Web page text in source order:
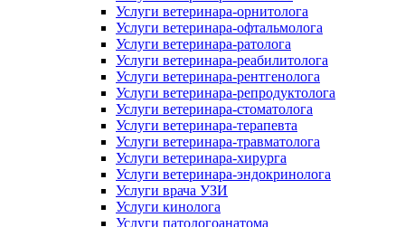
Услуги ветеринара-орнитолога
Услуги ветеринара-офтальмолога
Услуги ветеринара-ратолога
Услуги ветеринара-реабилитолога
Услуги ветеринара-рентгенолога
Услуги ветеринара-репродуктолога
Услуги ветеринара-стоматолога
Услуги ветеринара-терапевта
Услуги ветеринара-травматолога
Услуги ветеринара-хирурга
Услуги ветеринара-эндокринолога
Услуги врача УЗИ
Услуги кинолога
Услуги патологоанатома